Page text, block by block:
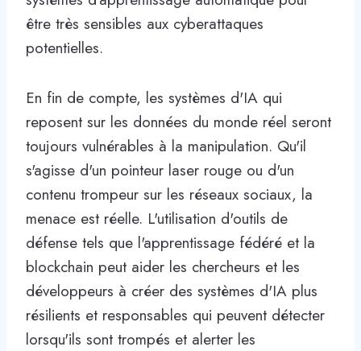
être très sensibles aux cyberattaques
potentielles.
En fin de compte, les systèmes d'IA qui
reposent sur les données du monde réel seront
toujours vulnérables à la manipulation. Qu'il
s'agisse d'un pointeur laser rouge ou d'un
contenu trompeur sur les réseaux sociaux, la
menace est réelle. L'utilisation d'outils de
défense tels que l'apprentissage fédéré et la
blockchain peut aider les chercheurs et les
développeurs à créer des systèmes d'IA plus
résilients et responsables qui peuvent détecter
lorsqu'ils sont trompés et alerter les